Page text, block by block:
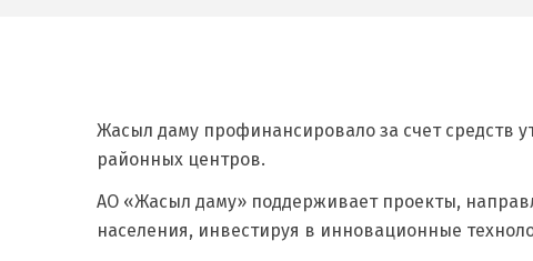
Жасыл даму профинансировало за счет средств
районных центров.
АО «Жасыл даму» поддерживает проекты,
населения, инвестируя в инновационные